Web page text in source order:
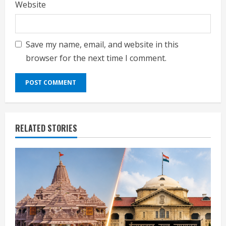
Website
Save my name, email, and website in this
browser for the next time I comment.
RELATED STORIES